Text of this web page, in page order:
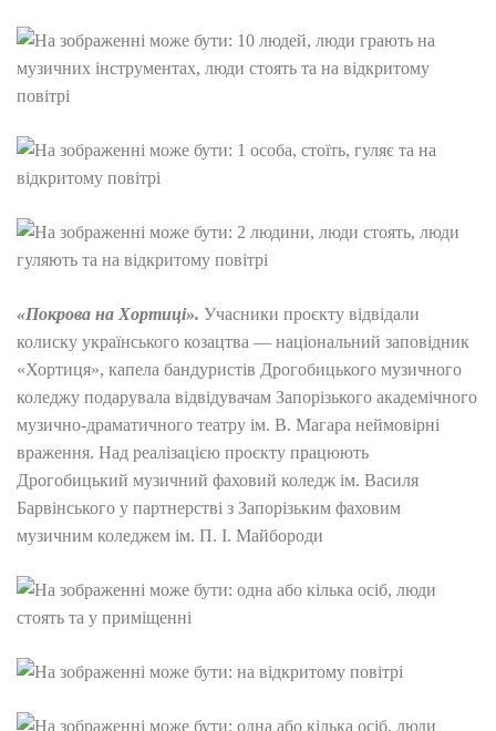
«Покрова на Хортиці». Учасники проєкту відвідали
колиску українського козацтва — національний заповідник
«Хортиця», капела бандуристів Дрогобицького музичного
коледжу подарувала відвідувачам Запорізького академічного
музично-драматичного театру ім. В. Магара неймовірні
враження. Над реалізацією проєкту працюють
Дрогобицький музичний фаховий коледж ім. Василя
Барвінського у партнерстві з Запорізьким фаховим
музичним коледжем ім. П. І. Майбороди